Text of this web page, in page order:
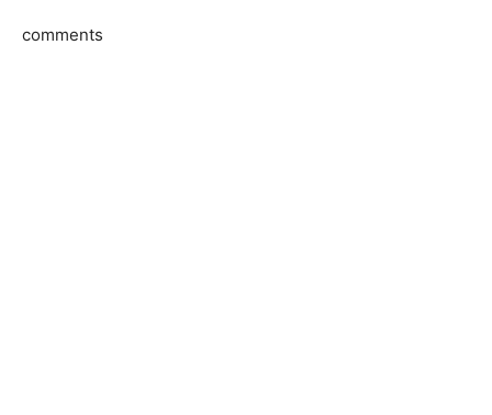
comments